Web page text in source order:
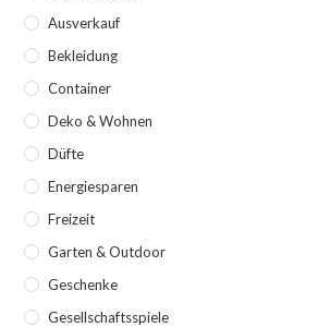
Ausverkauf
Bekleidung
Container
Deko & Wohnen
Düfte
Energiesparen
Freizeit
Garten & Outdoor
Geschenke
Gesellschaftsspiele